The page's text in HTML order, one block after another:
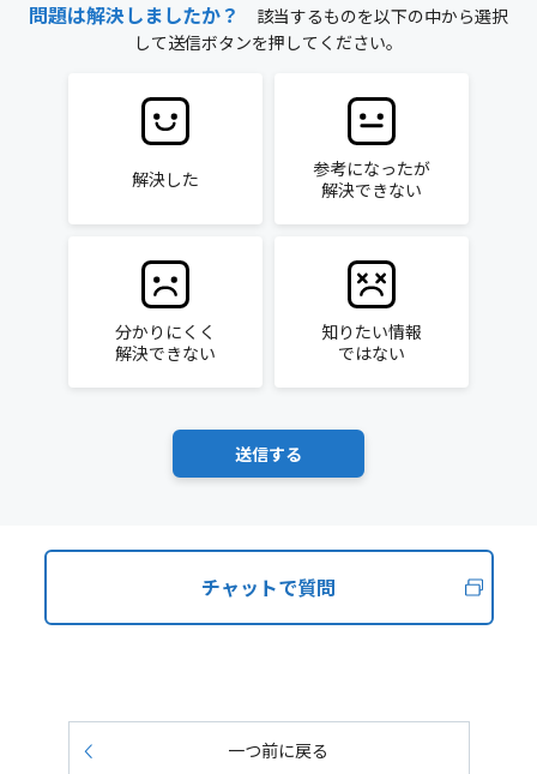
問題は解決しましたか？
該当するものを以下の中から選択
して送信ボタンを押してください。
解決した
参考になったが
解決できない
分かりにくく
解決できない
知りたい情報
ではない
チャットで質問
一つ前に戻る